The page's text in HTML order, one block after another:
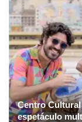
Centro
espetáculo